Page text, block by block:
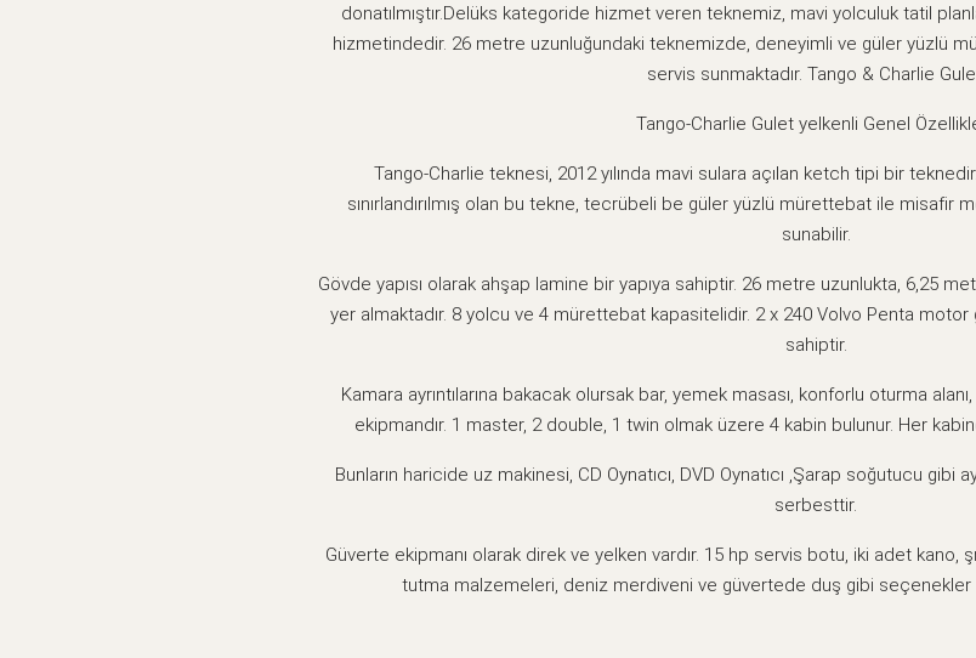
donatılmıştır.Delüks kategoride hizmet veren teknemiz, mavi yolculuk tatil
hizmetindedir. 26 metre uzunluğundaki teknemizde, deneyimli ve güler yüzlü
servis sunmaktadır. Tango & Charlie
Tango-Charlie Gulet yelkenli Genel
Tango-Charlie teknesi, 2012 yılında mavi sulara açılan ketch tipi bir
sınırlandırılmış olan bu tekne, tecrübeli be güler yüzlü mürettebat ile misafir
sunabilir.
Gövde yapısı olarak ahşap lamine bir yapıya sahiptir. 26 metre uzunlukta, 6,25
yer almaktadır. 8 yolcu ve 4 mürettebat kapasitelidir. 2 x 240 Volvo Penta
sahiptir.
Kamara ayrıntılarına bakacak olursak bar, yemek masası, konforlu oturma
ekipmandır. 1 master, 2 double, 1 twin olmak üzere 4 kabin bulunur. Her
Bunların haricide uz makinesi, CD Oynatıcı, DVD Oynatıcı ,Şarap soğutucu gibi
serbesttir.
Güverte ekipmanı olarak direk ve yelken vardır. 15 hp servis botu, iki adet kano,
tutma malzemeleri, deniz merdiveni ve güvertede duş gibi seçenekler